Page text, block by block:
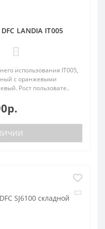
LANDIA IT005
использования IT005,
с оранжевыми
Рост пользовате..